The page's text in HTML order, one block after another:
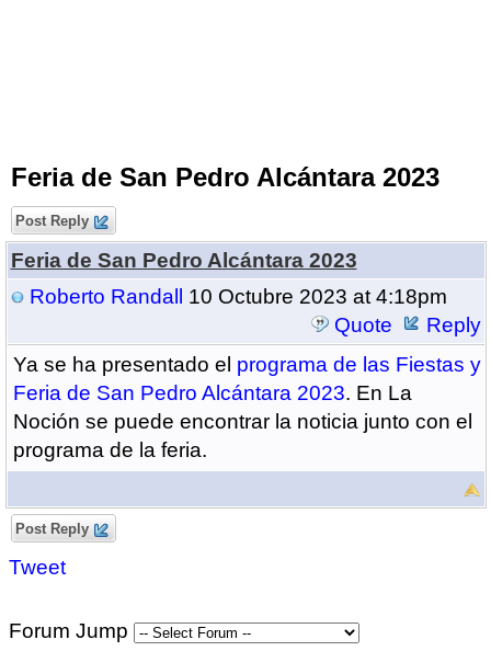
Feria de San Pedro Alcántara 2023
Post Reply
Feria de San Pedro Alcántara 2023
Roberto Randall
10 Octubre 2023 at 4:18pm
Quote
Reply
Ya se ha presentado el programa de las Fiestas y
Feria de San Pedro Alcántara 2023. En La
Noción se puede encontrar la noticia junto con el
programa de la feria.
Post Reply
Tweet
Forum Jump